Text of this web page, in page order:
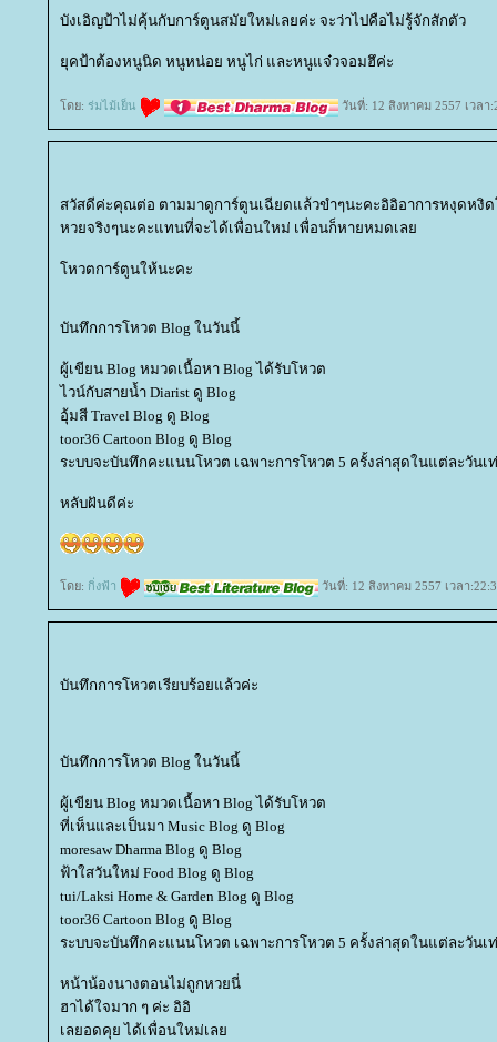
บังเอิญป้าไม่คุ้นกับการ์ตูนสมัยใหม่เลยค่ะ จะว่าไปคือไม่รู้จักสักตัว
ุคป้าต้องหนูนิด หนูหน่อย หนูไก่ และหนูแจ๋วจอมฮึค่ะ
ดย: ร่มไม้เย็น วันที่: 12 สิงหาคม 2557 เวลา
สวัสดีค่ะคุณต่อ ตามมาดูการ์ตูนเฉียดแล้วขำๆนะคะอิอิอาการหงุดหงิ
หวยจริงๆนะคะแทนที่จะได้เพื่อนใหม่ เพื่อนก็หายหมดเล
หวตการ์ตูนให้นะคะ
บันทึกการโหวต Blog ในวันนี้
ผู้เขียน Blog หมวดเนื้อหา Blog ได้รับโหวต
ไวน์กับสายน้ำ Diarist ดู Blog
อุ้มสี Travel Blog ดู Blog
toor36 Cartoon Blog ดู Blog
ระบบจะบันทึกคะแนนโหวต เฉพาะการโหวต 5 ครั้งล่าสุดในแต่ละวันเ
หลับฝันดีค่ะ
ดย: กิ่งฟ้า วันที่: 12 สิงหาคม 2557 เวลา
บันทึกการโหวตเรียบร้อยแล้วค่ะ
บันทึกการโหวต Blog ในวันนี้
ผู้เขียน Blog หมวดเนื้อหา Blog ได้รับโหวต
ที่เห็นและเป็นมา Music Blog ดู Blog
moresaw Dharma Blog ดู Blog
ฟ้าใสวันใหม่ Food Blog ดู Blog
tui/Laksi Home & Garden Blog ดู Blog
toor36 Cartoon Blog ดู Blog
ระบบจะบันทึกคะแนนโหวต เฉพาะการโหวต 5 ครั้งล่าสุดในแต่ละวันเ
หน้าน้องนางตอนไม่ถูกหวยนี่
ฮาได้ใจมาก ๆ ค่ะ อิอิ
เลยอดคุย ได้เพื่อนใหม่เล